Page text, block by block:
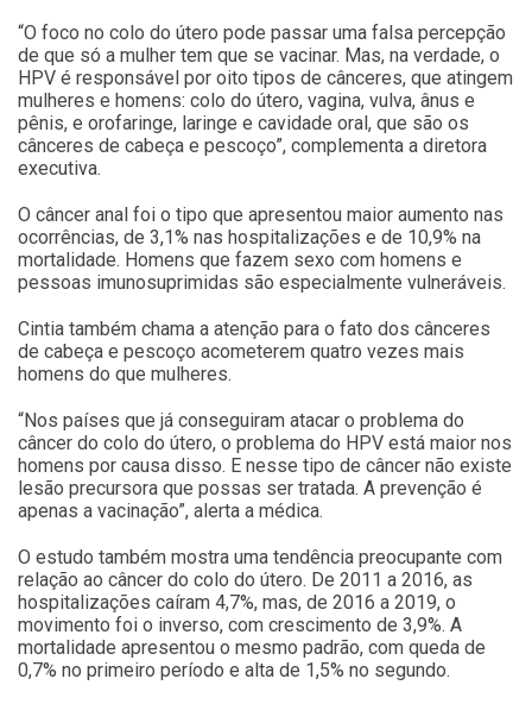
“O foco no colo do útero pode passar uma falsa percepção
de que só a mulher tem que se vacinar. Mas, na verdade, o
HPV é responsável por oito tipos de cânceres, que atingem
mulheres e homens: colo do útero, vagina, vulva, ânus e
pênis, e orofaringe, laringe e cavidade oral, que são os
cânceres de cabeça e pescoço”, complementa a diretora
executiva.
O câncer anal foi o tipo que apresentou maior aumento nas
ocorrências, de 3,1% nas hospitalizações e de 10,9% na
mortalidade. Homens que fazem sexo com homens e
pessoas imunosuprimidas são especialmente vulneráveis.
Cintia também chama a atenção para o fato dos cânceres
de cabeça e pescoço acometerem quatro vezes mais
homens do que mulheres.
“Nos países que já conseguiram atacar o problema do
câncer do colo do útero, o problema do HPV está maior nos
homens por causa disso. E nesse tipo de câncer não existe
lesão precursora que possas ser tratada. A prevenção é
apenas a vacinação”, alerta a médica.
O estudo também mostra uma tendência preocupante com
relação ao câncer do colo do útero. De 2011 a 2016, as
hospitalizações caíram 4,7%, mas, de 2016 a 2019, o
movimento foi o inverso, com crescimento de 3,9%. A
mortalidade apresentou o mesmo padrão, com queda de
0,7% no primeiro período e alta de 1,5% no segundo.